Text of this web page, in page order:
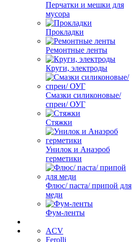
Перчатки и мешки для
мусора
Прокладки
Ремонтные ленты
Круги, электроды
Смазки силиконовые/
спреи/ ОУГ
Стяжки
Унилок и Анаэроб
герметики
Флюс/ паста/ припой для
меди
Фум-ленты
ACV
Ferolli